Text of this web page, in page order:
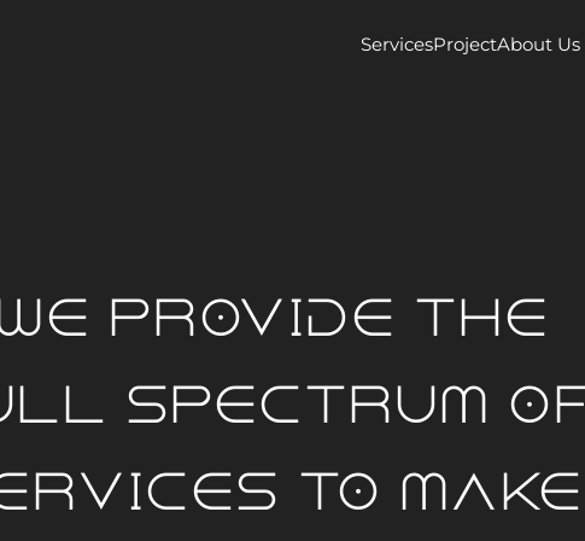
provide the
spectrum of
to make
ServicesProjectAbout Us